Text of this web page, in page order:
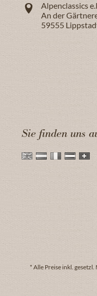
Alpenclassics
An der
59555
Sie finden uns
* Alle Preise inkl.